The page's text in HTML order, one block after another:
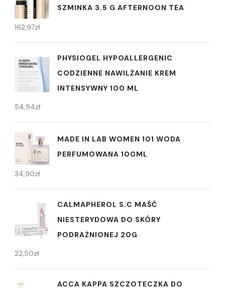
SZMINKA 3.5 G AFTERNOON TEA
162,97zł
PHYSIOGEL HYPOALLERGENIC
CODZIENNE NAWILŻANIE KREM
INTENSYWNY 100 ML
54,94zł
MADE IN LAB WOMEN 101 WODA
PERFUMOWANA 100ML
34,90zł
CALMAPHEROL S.C MAŚĆ
NIESTERYDOWA DO SKÓRY
PODRAŻNIONEJ 20G
22,50zł
ACCA KAPPA SZCZOTECZKA DO